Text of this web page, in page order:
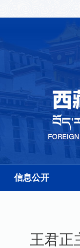
信息公开
王君正